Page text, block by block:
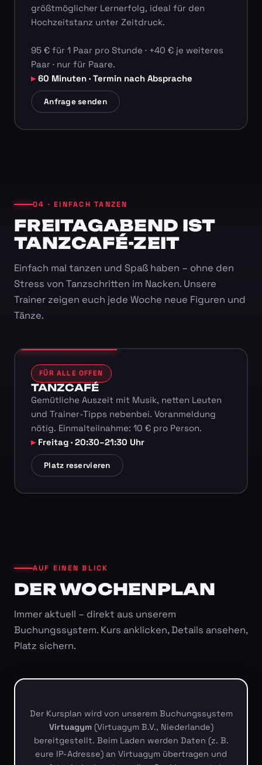
größtmöglicher Lernerfolg, ideal für den
Hochzeitstanz unter Zeitdruck.
95 € für 1 Paar pro Stunde · +40 € je weiteres
Paar · nur für Paare.
60 Minuten · Termin nach Absprache
Anfrage senden
04 · EINFACH TANZEN
FREITAGABEND IST
TANZCAFÉ-ZEIT
Einfach mal tanzen und Spaß haben – ohne den
Stress von Tanzschritten im Nacken. Unsere
Trainer zeigen euch jede Woche neue Figuren und
Tänze.
FÜR ALLE OFFEN
TANZCAFÉ
Gemütliche Auszeit mit Musik, netten Leuten
und Trainer-Tipps nebenbei. Voranmeldung
nötig. Einmalteilnahme: 10 € pro Person.
Freitag · 20:30–21:30 Uhr
Platz reservieren
AUF EINEN BLICK
DER WOCHENPLAN
Immer aktuell – direkt aus unserem
Buchungssystem. Kurs anklicken, Details ansehen,
Platz sichern.
Der Kursplan wird von unserem Buchungssystem
Virtuagym(Virtuagym B.V., Niederlande)
bereitgestellt. Beim Laden werden Daten (z. B.
eure IP-Adresse) an Virtuagym übertragen und